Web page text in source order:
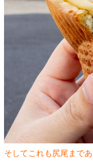
そしてこれも尻尾まで